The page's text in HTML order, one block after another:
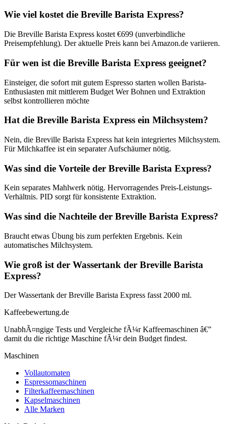
Wie viel kostet die Breville Barista Express?
Die Breville Barista Express kostet €699 (unverbindliche
Preisempfehlung). Der aktuelle Preis kann bei Amazon.de variieren.
Für wen ist die Breville Barista Express geeignet?
Einsteiger, die sofort mit gutem Espresso starten wollen Barista-
Enthusiasten mit mittlerem Budget Wer Bohnen und Extraktion
selbst kontrollieren möchte
Hat die Breville Barista Express ein Milchsystem?
Nein, die Breville Barista Express hat kein integriertes Milchsystem.
Für Milchkaffee ist ein separater Aufschäumer nötig.
Was sind die Vorteile der Breville Barista Express?
Kein separates Mahlwerk nötig. Hervorragendes Preis-Leistungs-
Verhältnis. PID sorgt für konsistente Extraktion.
Was sind die Nachteile der Breville Barista Express?
Braucht etwas Übung bis zum perfekten Ergebnis. Kein
automatisches Milchsystem.
Wie groß ist der Wassertank der Breville Barista
Express?
Der Wassertank der Breville Barista Express fasst 2000 ml.
Kaffeebewertung.de
UnabhÃ¤ngige Tests und Vergleiche fÃ¼r Kaffeemaschinen â€”
damit du die richtige Maschine fÃ¼r dein Budget findest.
Maschinen
Vollautomaten
Espressomaschinen
Filterkaffeemaschinen
Kapselmaschinen
Alle Marken